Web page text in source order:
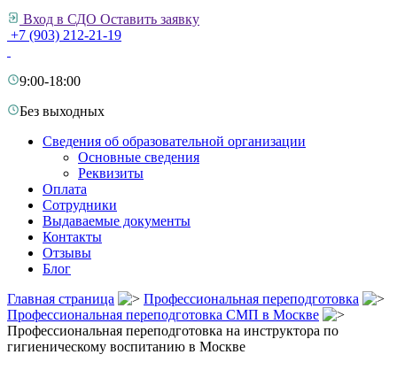
Вход в СДО Оставить заявку
+7 (903) 212-21-19
9:00-18:00
Без выходных
Сведения об образовательной организации
Основные сведения
Реквизиты
Оплата
Сотрудники
Выдаваемые документы
Контакты
Отзывы
Блог
Главная страница
Профессиональная переподготовка
Профессиональная переподготовка СМП в Москве
Профессиональная переподготовка на инструктора по
гигиеническому воспитанию в Москве